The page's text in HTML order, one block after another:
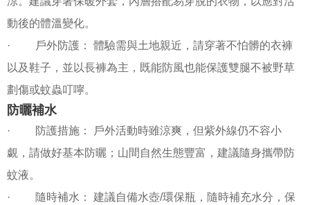
動後的體溫變化。
· 戶外防護： 體驗需與土地親近，請穿著不怕髒的衣褲
以及鞋子，並以長褲為主，既能防風也能保護雙腿不被野草
劃傷或蚊蟲叮嚀。
防曬補水
· 防護措施： 戶外活動時雖涼爽，但紫外線仍不容小
覷，請做好基本防曬；山間自然生態豐富，建議隨身攜帶防
蚊液。
· 隨時補水： 建議自備水壺/環保瓶，隨時補充水分，保